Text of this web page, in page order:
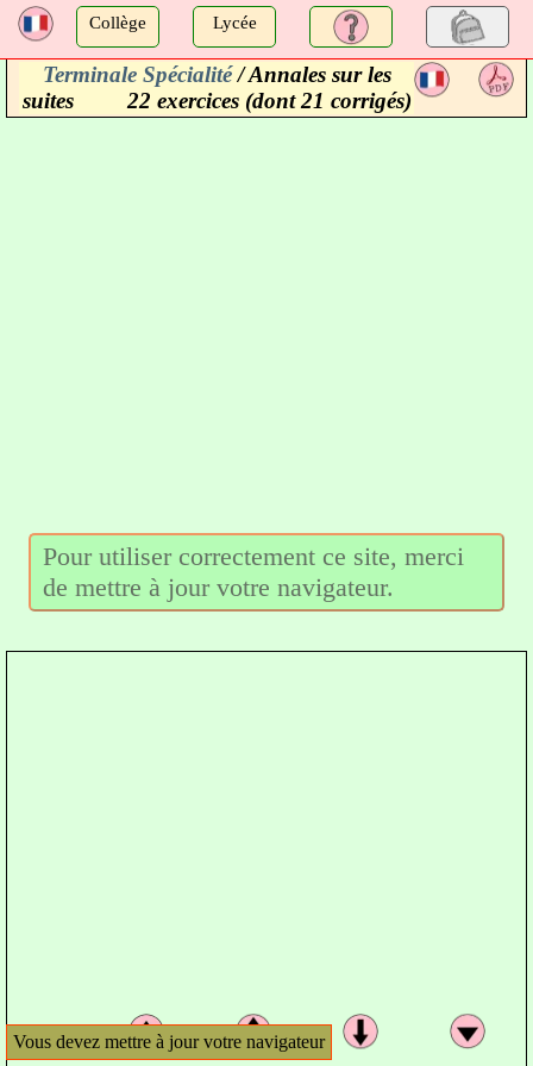
Pour utiliser correctement ce site, merci
de mettre à jour votre navigateur.
a Collège Lycée
Terminale Spécialité/ Annales sur les
suites
22 exercices (dont 21 corrigés)
a
Vous devez mettre à jour votre navigateur